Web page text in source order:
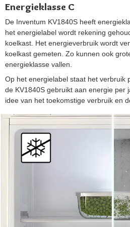
Energieklasse C
De Inventum KV1840S heeft
het energielabel wordt rekening
koelkast. Het energieverbruik wordt
koelkast gemeten. Zo kunnen ook
energieklasse vallen.
Op het energielabel staat het verbruik
de KV1840S gebruikt aan energie per
idee van het toekomstige verbruik en